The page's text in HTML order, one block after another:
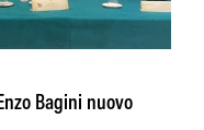
Bagini nuovo